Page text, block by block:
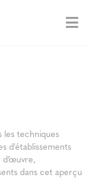
les techniques
d'établissements
dans cet aperçu